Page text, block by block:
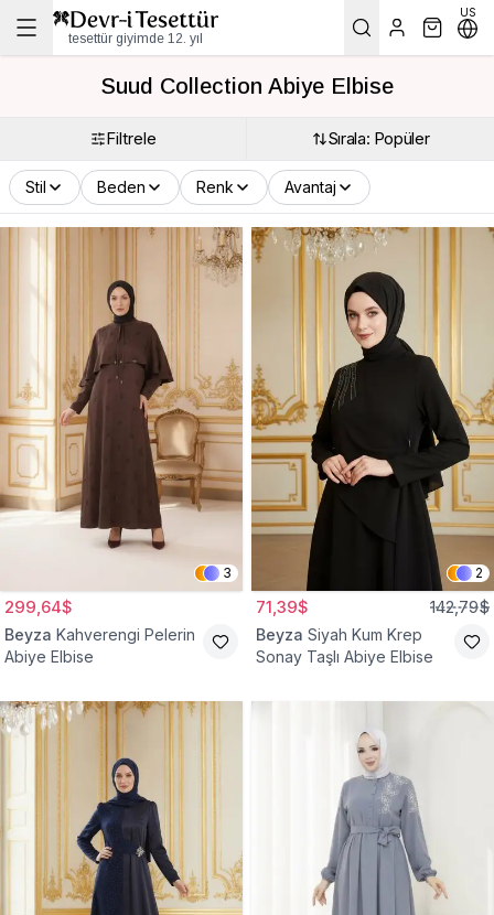
tesettür giyimde 12. yıl
US
Suud Collection Abiye Elbise
Filtrele Sırala: Popüler
Stil Beden Renk Avantaj
3
299,64$
Beyza Kahverengi Pelerin
Abiye Elbise
2
71,39$ 142,79$
Beyza Siyah Kum Krep
Sonay Taşlı Abiye Elbise